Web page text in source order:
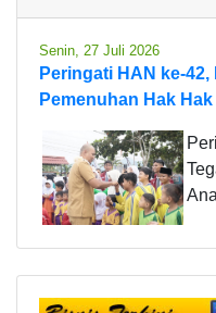
Senin, 27 Juli 2026
Peringati HAN ke-
Pemenuhan Hak